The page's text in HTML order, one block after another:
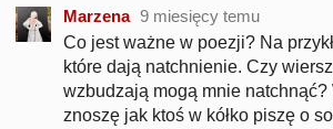
Marzena 9 miesięcy temu
Co jest ważne w poezji? Na
które dają natchnienie. Czy
wzbudzają mogą mnie
znoszę jak ktoś w kółko piszę o